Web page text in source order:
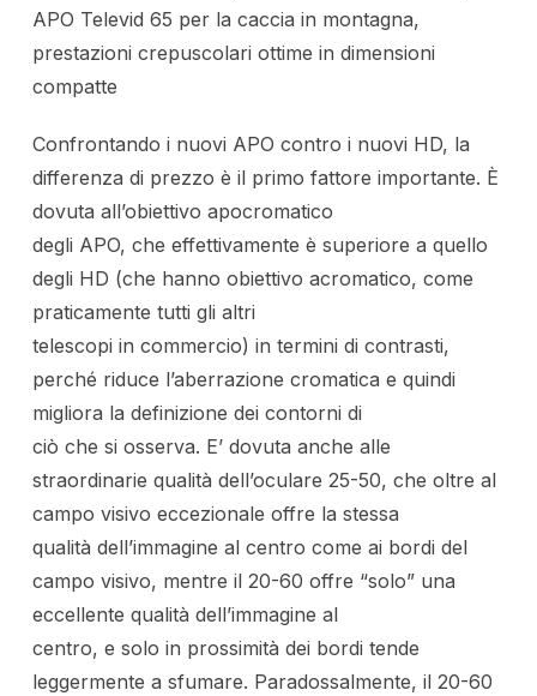
APO Televid 65 per la caccia in montagna,
prestazioni crepuscolari ottime in dimensioni
compatte
Confrontando i nuovi APO contro i nuovi HD, la
differenza di prezzo è il primo fattore importante. È
dovuta all’obiettivo apocromatico
degli APO, che effettivamente è superiore a quello
degli HD (che hanno obiettivo acromatico, come
praticamente tutti gli altri
telescopi in commercio) in termini di contrasti,
perché riduce l’aberrazione cromatica e quindi
migliora la definizione dei contorni di
ciò che si osserva. E’ dovuta anche alle
straordinarie qualità dell’oculare 25-50, che oltre al
campo visivo eccezionale offre la stessa
qualità dell’immagine al centro come ai bordi del
campo visivo, mentre il 20-60 offre “solo” una
eccellente qualità dell’immagine al
centro, e solo in prossimità dei bordi tende
leggermente a sfumare. Paradossalmente, il 20-60